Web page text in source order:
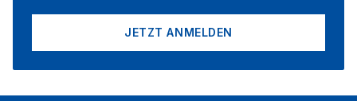
JETZT ANMELDEN